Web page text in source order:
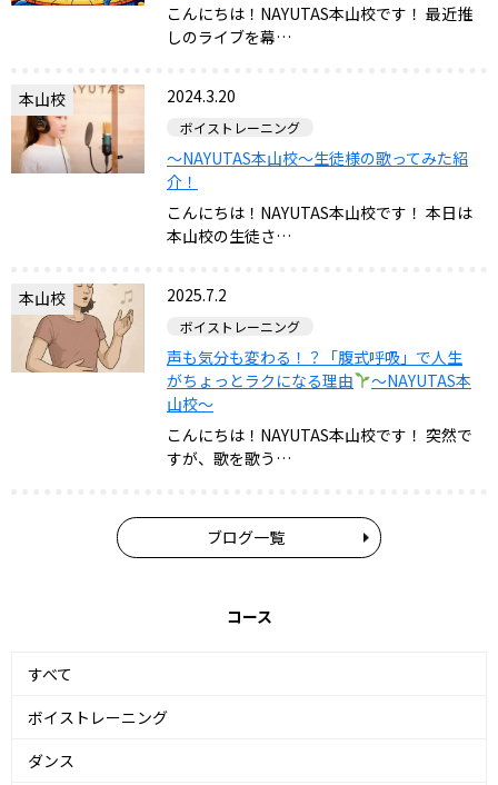
こんにちは！NAYUTAS本山校です！ 最近推
しのライブを幕…
本山校 2024.3.20
ボイストレーニング
〜NAYUTAS本山校〜生徒様の歌ってみた紹
介！
こんにちは！NAYUTAS本山校です！ 本日は
本山校の生徒さ…
本山校 2025.7.2
ボイストレーニング
声も気分も変わる！？「腹式呼吸」で人生
がちょっとラクになる理由
〜NAYUTAS本
山校〜
こんにちは！NAYUTAS本山校です！ 突然で
すが、歌を歌う…
ブログ一覧
コース
すべて
ボイストレーニング
ダンス